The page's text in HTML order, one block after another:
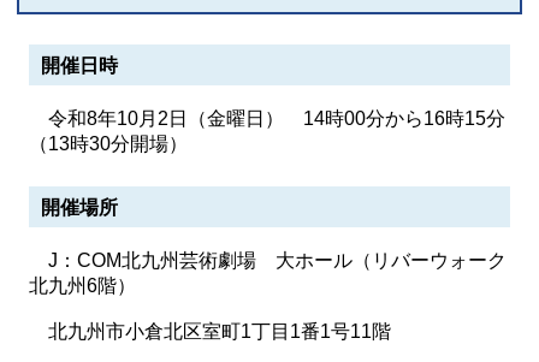
開催日時
令和8年10月2日（金曜日） 14時00分から16時15分
（13時30分開場）
開催場所
J：COM北九州芸術劇場 大ホール（リバーウォーク
北九州6階）
北九州市小倉北区室町1丁目1番1号11階